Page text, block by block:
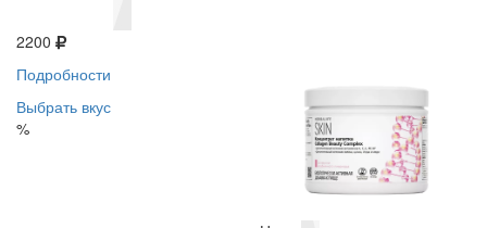
2200
Подробности
Выбрать вкус
%